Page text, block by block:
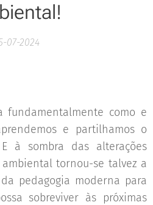
07-2024
fundamentalmente como e
e partilhamos o
à sombra das alterações
tornou-se talvez a
pedagogia moderna para
sobreviver às próximas